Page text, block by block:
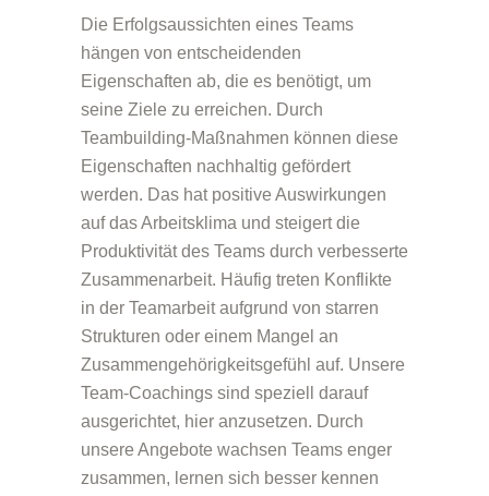
Die Erfolgsaussichten eines Teams
hängen von entscheidenden
Eigenschaften ab, die es benötigt, um
seine Ziele zu erreichen. Durch
Teambuilding-Maßnahmen können diese
Eigenschaften nachhaltig gefördert
werden. Das hat positive Auswirkungen
auf das Arbeitsklima und steigert die
Produktivität des Teams durch verbesserte
Zusammenarbeit. Häufig treten Konflikte
in der Teamarbeit aufgrund von starren
Strukturen oder einem Mangel an
Zusammengehörigkeitsgefühl auf. Unsere
Team-Coachings sind speziell darauf
ausgerichtet, hier anzusetzen. Durch
unsere Angebote wachsen Teams enger
zusammen, lernen sich besser kennen